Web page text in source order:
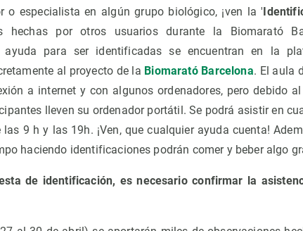
o especialista en algún grupo biológico, ¡ven la '
hechas por otros usuarios durante la Biomarató
ayuda para ser identificadas se encuentran en la
al proyecto de la Biomarató Barcelona. El aula
a internet y con algunos ordenadores, pero debido
lleven su ordenador portátil. Se podrá asistir en
9 h y las 19h. ¡Ven, que cualquier ayuda cuenta!
haciendo identificaciones podrán comer y beber algo
de identificación, es necesario confirmar la